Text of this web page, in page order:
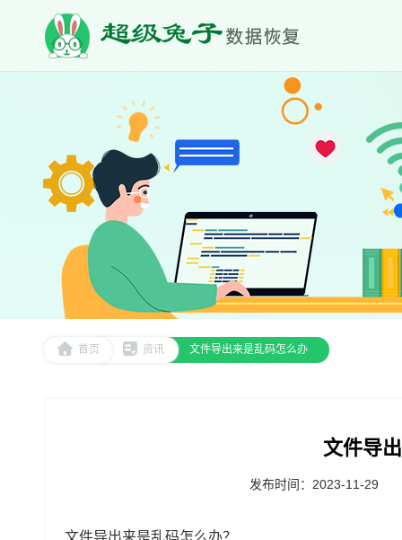
首页 资讯 文件导出来是乱码怎么办
文件导
发布时间：2023-11-29
文件导出来是乱码怎么办？